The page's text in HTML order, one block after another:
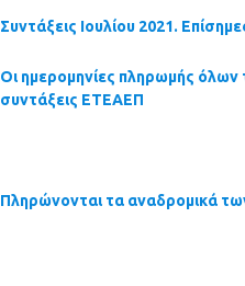
Συντάξεις Ιουλίου 2021.
Οι ημερομηνίες πληρωμής
συντάξεις ΕΤΕΑΕΠ
Πληρώνονται τα αναδρομικά